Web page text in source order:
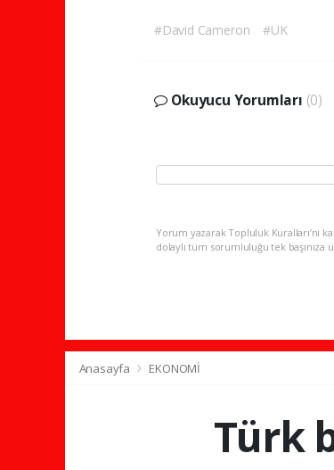
#David Cameron #UK
Okuyucu Yorumları (0)
Yorum yazarak Topluluk Kuralları’nı
dolaylı tüm sorumluluğu tek
Anasayfa EKONOMİ
Türk